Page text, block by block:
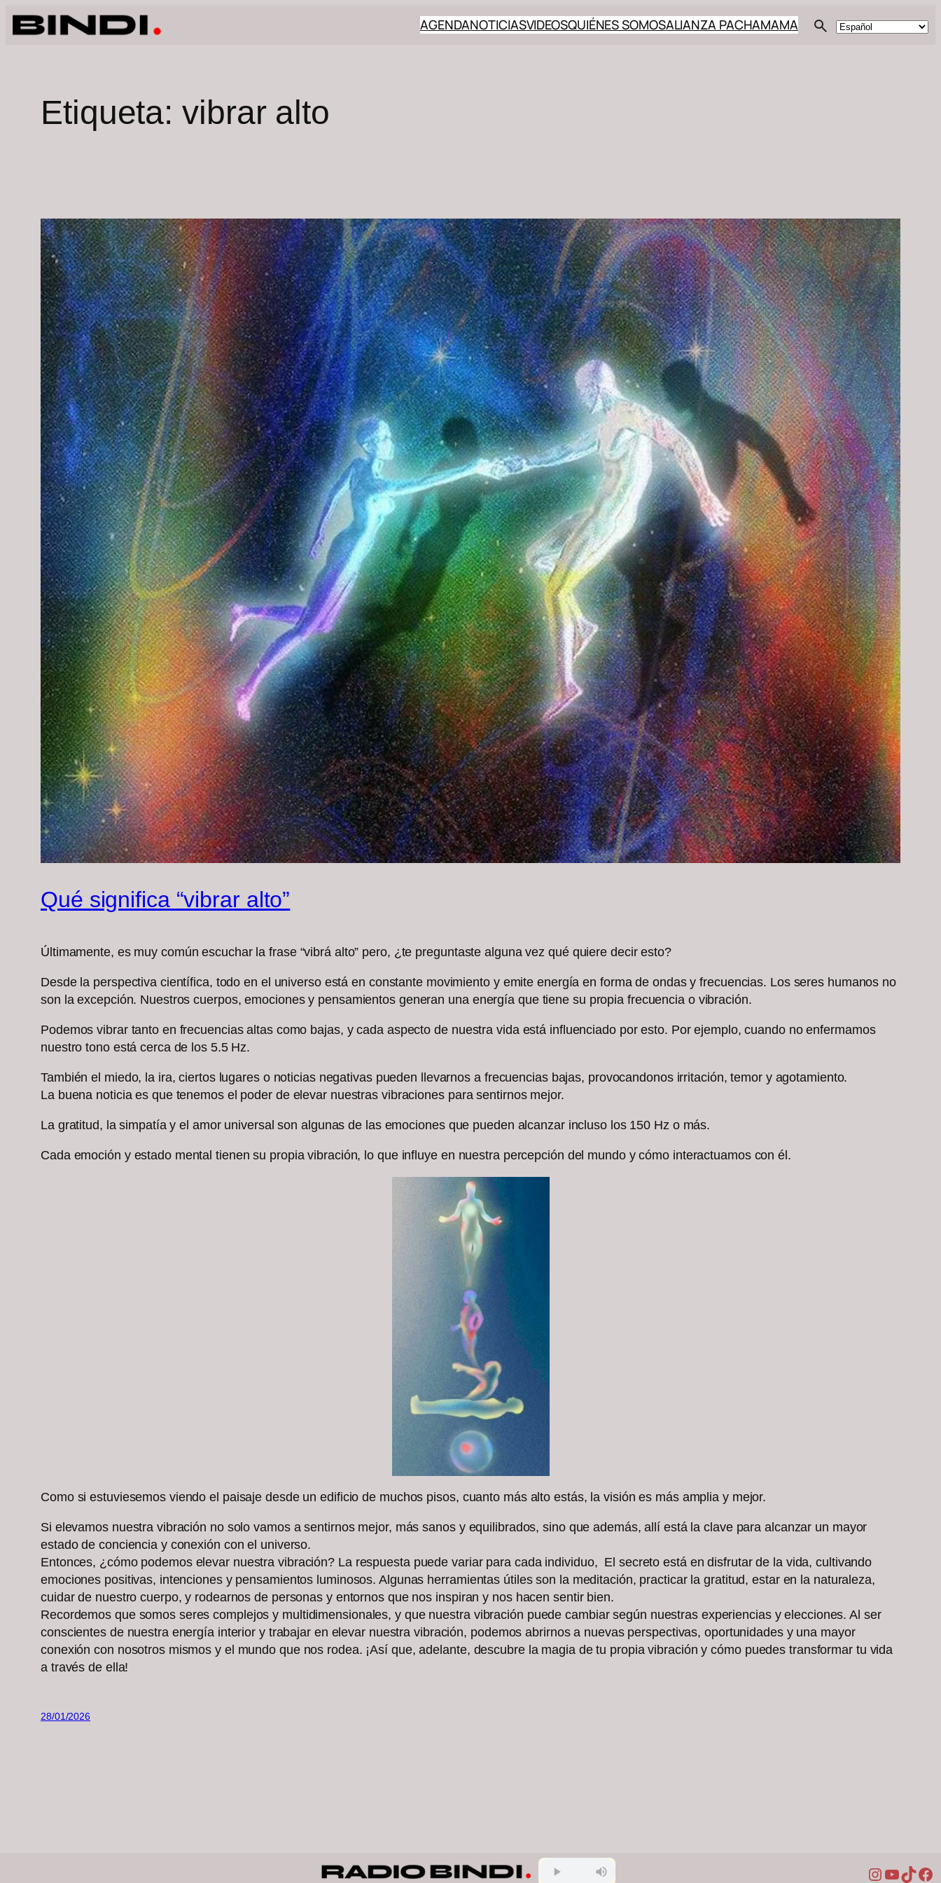
Saltar
al
AGENDANOTICIASVIDEOSQUIÉNES SOMOSALIANZA PACHAMAMA
Etiqueta: vibrar alto
Qué significa “vibrar alto”
Últimamente, es muy común escuchar la frase “vibrá alto” pero, ¿te preguntaste alguna vez qué quiere decir esto?
Desde la perspectiva científica, todo en el universo está en constante movimiento y emite energía en forma de ondas y frecuencias. Los seres humanos no
son la excepción. Nuestros cuerpos, emociones y pensamientos generan una energía que tiene su propia frecuencia o vibración.
Podemos vibrar tanto en frecuencias altas como bajas, y cada aspecto de nuestra vida está influenciado por esto. Por ejemplo, cuando no enfermamos
nuestro tono está cerca de los 5.5 Hz.
También el miedo, la ira, ciertos lugares o noticias negativas pueden llevarnos a frecuencias bajas, provocandonos irritación, temor y agotamiento.
La buena noticia es que tenemos el poder de elevar nuestras vibraciones para sentirnos mejor.
La gratitud, la simpatía y el amor universal son algunas de las emociones que pueden alcanzar incluso los 150 Hz o más.
Cada emoción y estado mental tienen su propia vibración, lo que influye en nuestra percepción del mundo y cómo interactuamos con él.
Como si estuviesemos viendo el paisaje desde un edificio de muchos pisos, cuanto más alto estás, la visión es más amplia y mejor.
Si elevamos nuestra vibración no solo vamos a sentirnos mejor, más sanos y equilibrados, sino que además, allí está la clave para alcanzar un mayor
estado de conciencia y conexión con el universo.
Entonces, ¿cómo podemos elevar nuestra vibración? La respuesta puede variar para cada individuo, El secreto está en disfrutar de la vida, cultivando
emociones positivas, intenciones y pensamientos luminosos. Algunas herramientas útiles son la meditación, practicar la gratitud, estar en la naturaleza,
cuidar de nuestro cuerpo, y rodearnos de personas y entornos que nos inspiran y nos hacen sentir bien.
Recordemos que somos seres complejos y multidimensionales, y que nuestra vibración puede cambiar según nuestras experiencias y elecciones. Al ser
conscientes de nuestra energía interior y trabajar en elevar nuestra vibración, podemos abrirnos a nuevas perspectivas, oportunidades y una mayor
conexión con nosotros mismos y el mundo que nos rodea. ¡Así que, adelante, descubre la magia de tu propia vibración y cómo puedes transformar tu vida
a través de ella!
28/01/2026
Instagram